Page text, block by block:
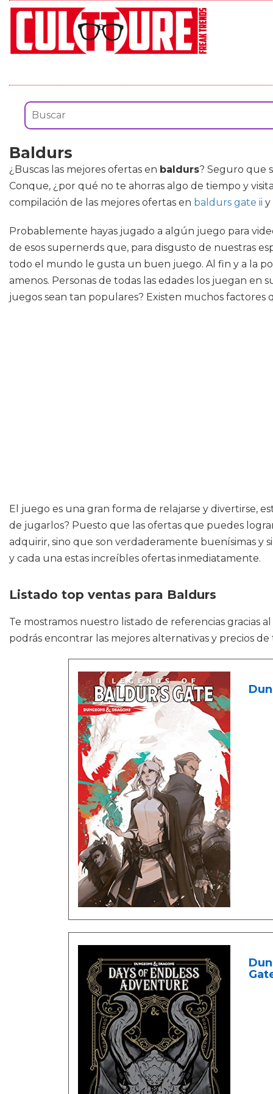
Baldurs
¿Buscas las mejores ofertas en baldurs? Seguro que
Conque, ¿por qué no te ahorras algo de tiempo y
compilación de las mejores ofertas en baldurs gate ii y
Probablemente hayas jugado a algún juego para
de esos supernerds que, para disgusto de nuestras
todo el mundo le gusta un buen juego. Al fin y a la
amenos. Personas de todas las edades los juegan
juegos sean tan populares? Existen muchos
El juego es una gran forma de relajarse y divertirse,
de jugarlos? Puesto que las ofertas que puedes
adquirir, sino que son verdaderamente buenísimas y
y cada una estas increíbles ofertas inmediatamente.
Listado top ventas para Baldurs
Te mostramos nuestro listado de referencias gracias
podrás encontrar las mejores alternativas y precios